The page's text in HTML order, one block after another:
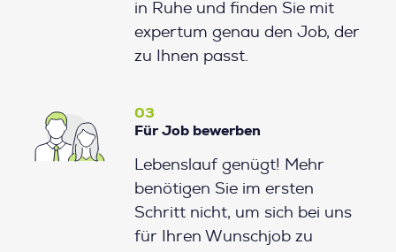
in Ruhe und finden Sie mit
expertum genau den Job, der
zu Ihnen passt.
03
Für Job bewerben
Lebenslauf genügt! Mehr
benötigen Sie im ersten
Schritt nicht, um sich bei uns
für Ihren Wunschjob zu